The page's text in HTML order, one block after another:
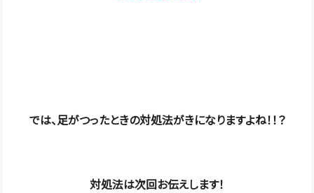
では、足がつったときの対処法がきになりますよね！！？
対処法は次回お伝えします！